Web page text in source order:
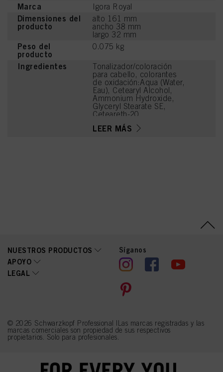
Marca Igora Royal
Dimensiones del
producto
alto 161 mm
ancho 38 mm
largo 32 mm
Peso del
producto
0.075 kg
Ingredientes
Tonalizador/coloración
para cabello, colorantes
de oxidación:Aqua (Water,
Eau), Cetearyl Alcohol,
Ammonium Hydroxide,
Glyceryl Stearate SE,
Ceteareth-20,
Octyldodecanol, 1-
Hydroxyethyl 4,5-Diamino
nes, Linoleamidopropyl
PG-Dimonium Chloride
Phosphate, Sodium
Sulfate, Propylene Glycol,
Linalyl Acetate, Linalool,
Benzoic Acid, Sodium
Benzoate, Moringa
Seed Extract),
Chlorphenesin,
Methylparaben,
LEER MÁS
NUESTROS PRODUCTOS
APOYO
LEGAL
Síganos
© 2026 Schwarzkopf Professional |Las marcas registradas y las
marcas comerciales son propiedad de sus respectivos
propietarios. Solo para profesionales.